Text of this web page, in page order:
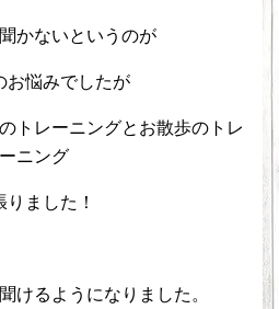
かないというのが
お悩みでしたが
トレーニングとお散歩のトレ
ーニング
りました！
けるようになりました。